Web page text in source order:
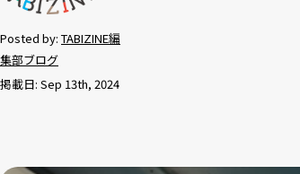
Posted by: TABIZINE編
集部ブログ
掲載日: Sep 13th, 2024